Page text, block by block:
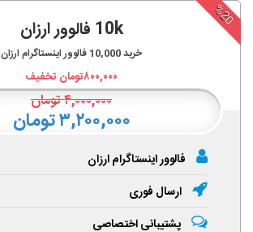
%20
10k فالوور ارزان
خرید10,000 فالوور اینستاگرام ارزان
۸۰۰,۰۰۰تومان تخفیف
۴,۰۰۰,۰۰۰تومان
۳,۲۰۰,۰۰۰ تومان
فالوور اینستاگرام ارزان
ارسال فوری
پشتیبانی اختصاصی